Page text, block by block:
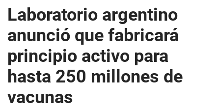
Laboratorio argentino
anunció que fabricará
principio activo para
hasta 250 millones de
vacunas